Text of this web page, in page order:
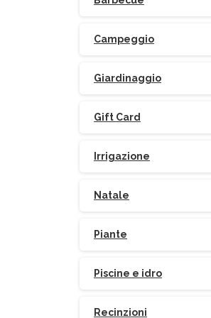
Campeggio
Giardinaggio
Gift Card
Irrigazione
Natale
Piante
Piscine e idro
Recinzioni